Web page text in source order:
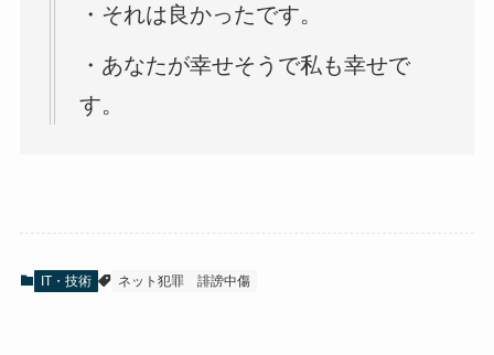
・それは良かったです。
・あなたが幸せそうで私も幸せで
す。
IT・技術 ネット犯罪 誹謗中傷